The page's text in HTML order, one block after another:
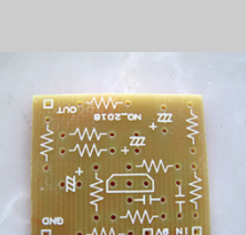
Conish Bufferプリント基板
¥330